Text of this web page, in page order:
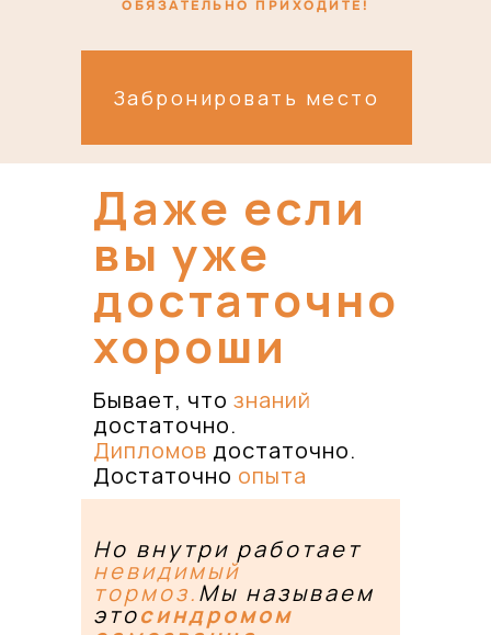
ОБЯЗАТЕЛЬНО ПРИХОДИТЕ!
Забронировать место
Но внутри работает
невидимый
тормоз.Мы называем
этосиндромом
Даже если
вы уже
достаточно
хороши
Бывает, что знаний
достаточно.
Дипломов достаточно.
Достаточно опыта